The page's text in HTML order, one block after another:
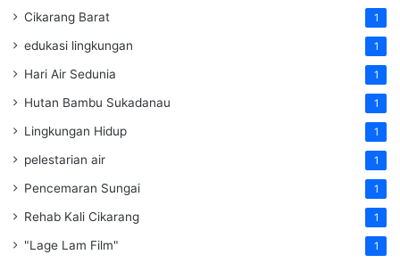
Cikarang Barat 1
edukasi lingkungan 1
Hari Air Sedunia 1
Hutan Bambu Sukadanau 1
Lingkungan Hidup 1
pelestarian air 1
Pencemaran Sungai 1
Rehab Kali Cikarang 1
"Lage Lam Film" 1